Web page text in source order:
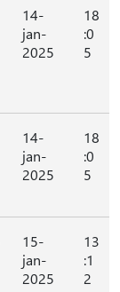
14-
jan-
2025
18
:0
5
14-
jan-
2025
18
:0
5
15-
jan-
2025
13
:1
2